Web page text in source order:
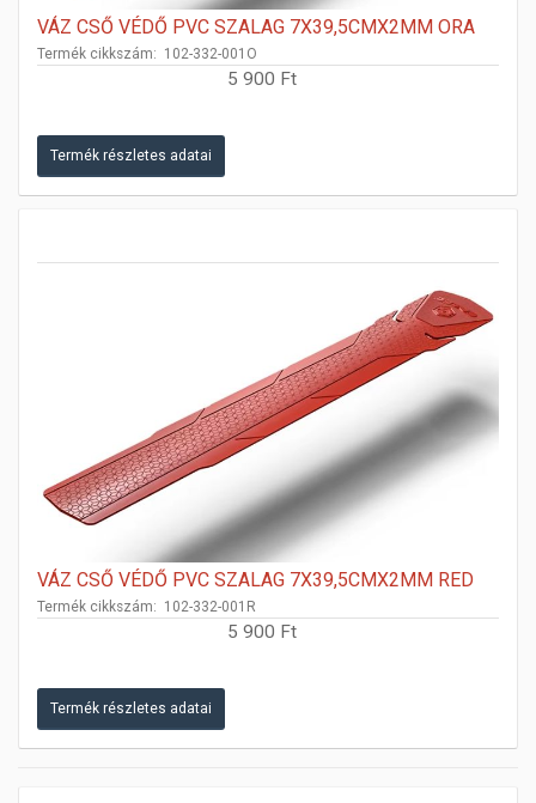
VÁZ CSŐ VÉDŐ PVC SZALAG 7X39,5CMX2MM ORA
Termék cikkszám: 102-332-001O
5 900 Ft
Termék részletes adatai
VÁZ CSŐ VÉDŐ PVC SZALAG 7X39,5CMX2MM RED
Termék cikkszám: 102-332-001R
5 900 Ft
Termék részletes adatai